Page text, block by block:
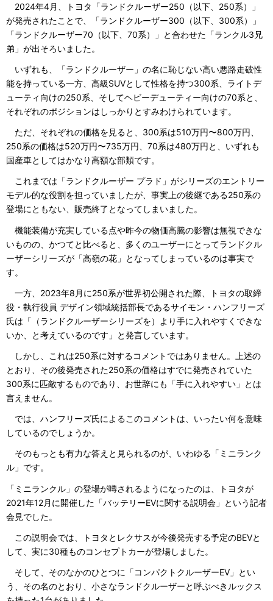
2024年4月、トヨタ「ランドクルーザー250（以下、250系）」
が発売されたことで、「ランドクルーザー300（以下、300系）」
「ランドクルーザー70（以下、70系）」と合わせた「ランクル3兄
弟」が出そろいました。
いずれも、「ランドクルーザー」の名に恥じない高い悪路走破性
能を持っている一方、高級SUVとして性格を持つ300系、ライトデ
ューティ向けの250系、そしてヘビーデューティー向けの70系と、
それぞれのポジションはしっかりとすみわけられています。
ただ、それぞれの価格を見ると、300系は510万円〜800万円、
250系の価格は520万円〜735万円、70系は480万円と、いずれも
国産車としてはかなり高額な部類です。
これまでは「ランドクルーザー プラド」がシリーズのエントリー
モデル的な役割を担っていましたが、事実上の後継である250系の
登場にともない、販売終了となってしまいました。
機能装備が充実している点や昨今の物価高騰の影響は無視できな
いものの、かつてと比べると、多くのユーザーにとってランドクル
ーザーシリーズが「高嶺の花」となってしまっているのは事実で
す。
一方、2023年8月に250系が世界初公開された際、トヨタの取締
役・執行役員 デザイン領域統括部長であるサイモン・ハンフリーズ
氏は「（ランドクルーザーシリーズを）より手に入れやすくできな
いか、と考えているのです」と発言しています。
しかし、これは250系に対するコメントではありません。上述の
とおり、その後発売された250系の価格はすでに発売されていた
300系に匹敵するものであり、お世辞にも「手に入れやすい」とは
言えません。
では、ハンフリーズ氏によるこのコメントは、いったい何を意味
しているのでしょうか。
そのもっとも有力な答えと見られるのが、いわゆる「ミニランク
ル」です。
「ミニランクル」の登場が噂されるようになったのは、トヨタが
2021年12月に開催した「バッテリーEVに関する説明会」という記者
会見でした。
この説明会では、トヨタとレクサスが今後発売する予定のBEVと
して、実に30種ものコンセプトカーが登場しました。
そして、そのなかのひとつに「コンパクトクルーザーEV」とい
う、その名のとおり、小さなランドクルーザーと呼ぶべきルックス